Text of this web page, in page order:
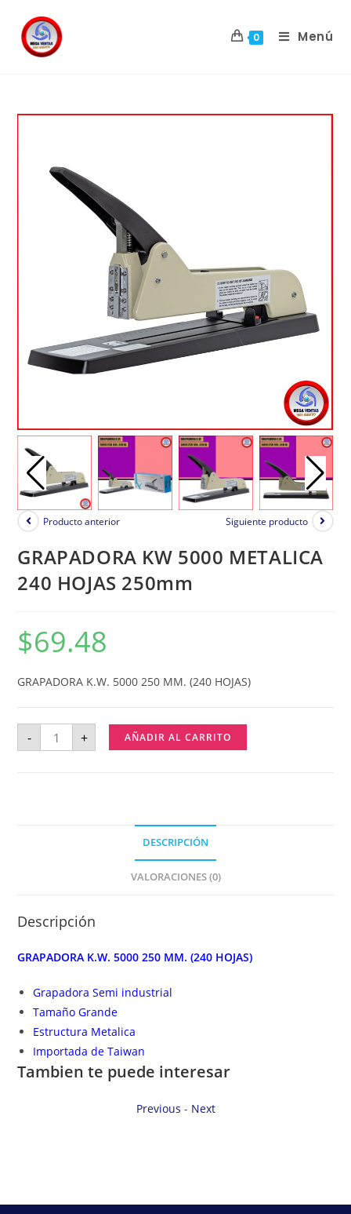
0 Menú
Producto anterior Siguiente producto
GRAPADORA KW 5000 METALICA
240 HOJAS 250mm
$69.48
GRAPADORA K.W. 5000 250 MM. (240 HOJAS)
- + AÑADIR AL CARRITO
DESCRIPCIÓN
VALORACIONES (0)
Descripción
GRAPADORA K.W. 5000 250 MM. (240 HOJAS)
Grapadora Semi industrial
Tamaño Grande
Estructura Metalica
Importada de Taiwan
Tambien te puede interesar
Previous - Next